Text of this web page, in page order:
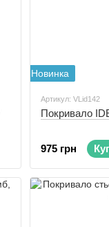
Новинка
Артикул: VLid142
Покривало
975 грн